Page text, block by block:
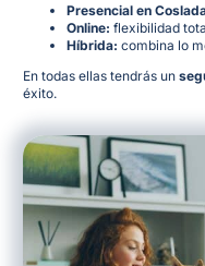
Presencial en
Online: flexibilidad
Híbrida: combina lo
En todas ellas tendrás un
éxito.